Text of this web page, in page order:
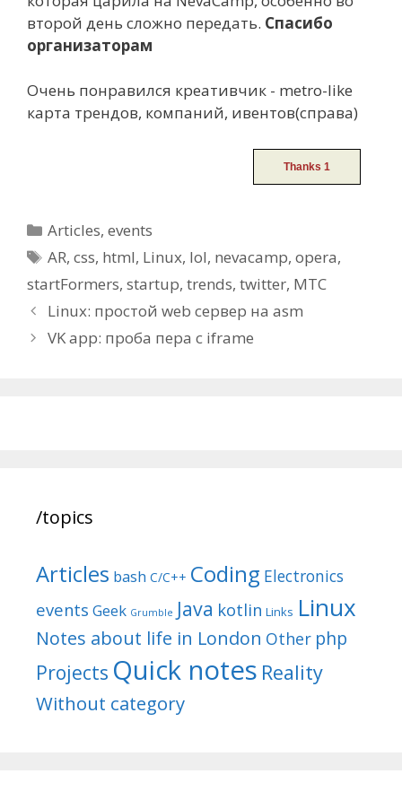
второй день сложно передать. Спасибо
организаторам
Очень понравился креативчик - metro-like
карта трендов, компаний, ивентов(справа)
Categories
Articles,events
Tags
AR,css, html, Linux, lol, nevacamp,opera,
startFormers, startup, trends, twitter, МТС
Post
navigation
Linux: простой web сервер на asm
VK app: проба пера с iframe
/topics
Articles bash C/C++ Coding Electronics
events Geek Grumble Java kotlin Links Linux
Notes about life in London Other php
Projects Quick notes Reality
Without category